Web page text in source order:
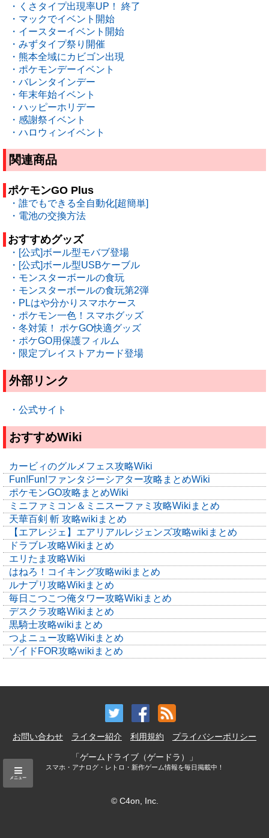
・くさタイプ出現率UP！ 終了
・マックでイベント開始
・イースターイベント開始
・みずタイプ祭り開催
・熊本全域にカビゴン出現
・ポケモンデーイベント
・バレンタインデー
・年末年始イベント
・ハッピーホリデー
・感謝祭イベント
・ハロウィンイベント
関連商品
ポケモンGO Plus
・誰でもできる全自動化[超簡単]
・電池の交換方法
おすすめグッズ
・[公式]ボール型モバブ登場
・[公式]ボール型USBケーブル
・モンスターボールの食玩
・モンスターボールの食玩第2弾
・PLはや分かりスマホケース
・ポケモン一色！スマホグッズ
・冬対策！ ポケGO快適グッズ
・ポケGO用保護フィルム
・限定プレイストアカード登場
外部リンク
・公式サイト
おすすめWiki
カービィのグルメフェス攻略Wiki
Fun!Fun!ファンタジーシアター攻略まとめWiki
ポケモンGO攻略まとめWiki
ミニファミコン＆ミニスーファミ攻略Wikiまとめ
天華百剣 斬 攻略wikiまとめ
【エアレジェ】エアリアルレジェンズ攻略wikiまとめ
ドラブレ攻略Wikiまとめ
エリたま攻略Wiki
はねろ！コイキング攻略wikiまとめ
ルナプリ攻略Wikiまとめ
毎日こつこつ俺タワー攻略Wikiまとめ
デスクラ攻略Wikiまとめ
黒騎士攻略wikiまとめ
つよニュー攻略Wikiまとめ
ゾイドFOR攻略wikiまとめ
お問い合わせ ライター紹介 利用規約 プライバシーポリシー
「ゲームドライブ（ゲードラ）」
スマホ・アナログ・レトロ・新作ゲーム情報を毎日掲載中！
© C4on, Inc.
メニュー